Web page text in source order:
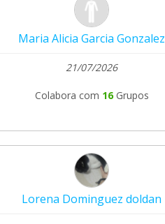
Maria Alicia Garcia Gonzalez
21/07/2026
Colabora com 16 Grupos
Lorena Dominguez doldan